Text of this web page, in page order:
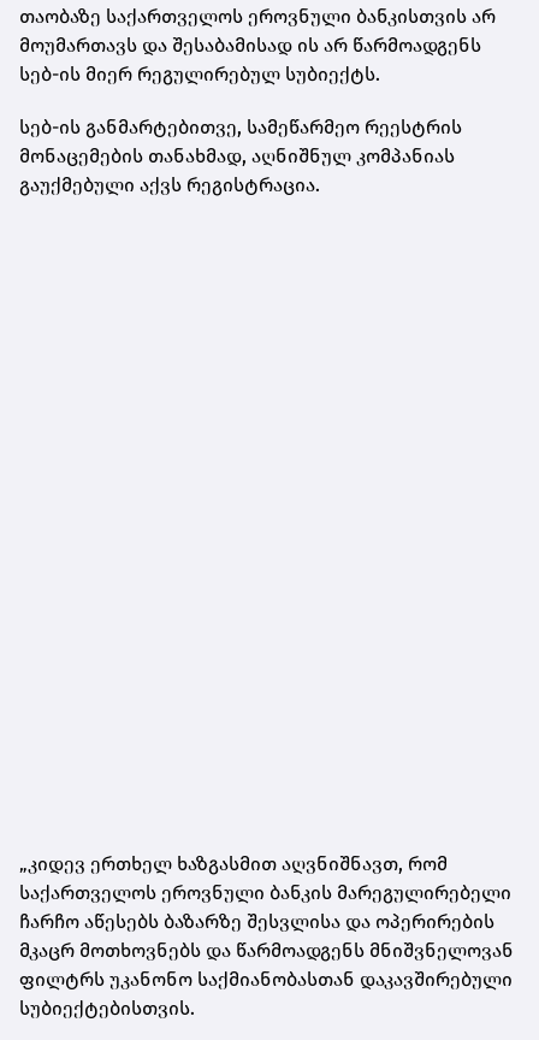
თაობაზე საქართველოს ეროვნული ბანკისთვის არ
მოუმართავს და შესაბამისად ის არ წარმოადგენს
სებ-ის მიერ რეგულირებულ სუბიექტს.
სებ-ის განმარტებითვე, სამეწარმეო რეესტრის
მონაცემების თანახმად, აღნიშნულ კომპანიას
გაუქმებული აქვს რეგისტრაცია.
„კიდევ ერთხელ ხაზგასმით აღვნიშნავთ, რომ
საქართველოს ეროვნული ბანკის მარეგულირებელი
ჩარჩო აწესებს ბაზარზე შესვლისა და ოპერირების
მკაცრ მოთხოვნებს და წარმოადგენს მნიშვნელოვან
ფილტრს უკანონო საქმიანობასთან დაკავშირებული
სუბიექტებისთვის.